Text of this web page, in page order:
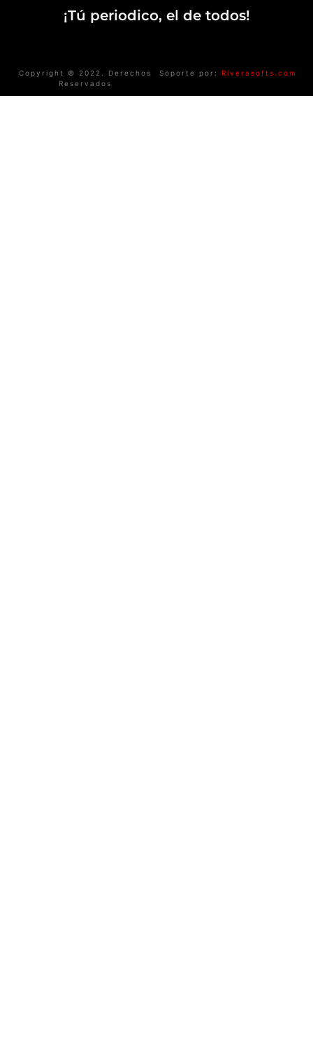
¡Tú periodico, el de todos!
Copyright © 2022. Derechos
Reservados
Soporte por: Riverasofts.com